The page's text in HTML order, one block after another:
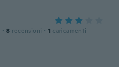
· 8 recensioni · 1 caricamenti